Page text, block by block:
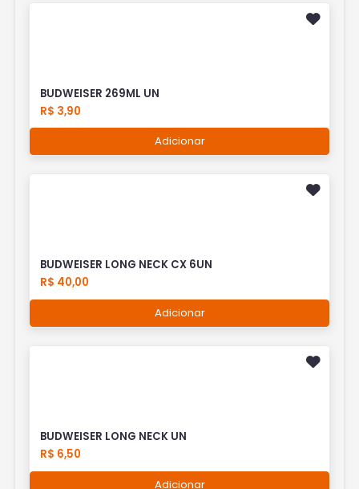
BUDWEISER 269ML UN
R$ 3,90
Adicionar
BUDWEISER LONG NECK CX 6UN
R$ 40,00
Adicionar
BUDWEISER LONG NECK UN
R$ 6,50
Adicionar